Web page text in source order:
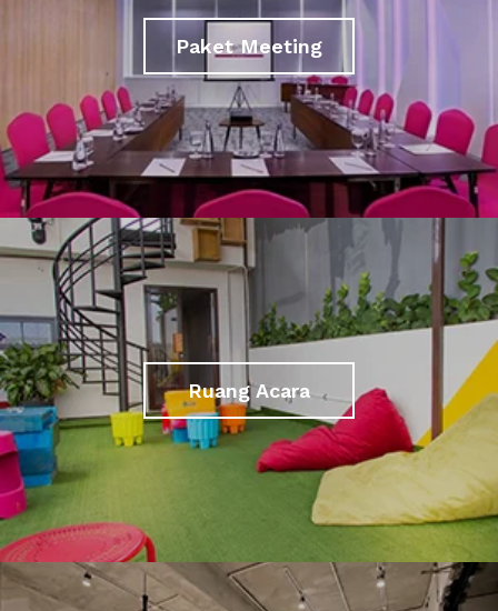
Paket Meeting
Ruang Acara